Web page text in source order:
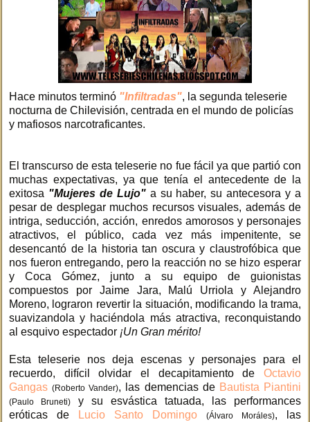
Hace minutos terminó "Infiltradas", la segunda teleserie
nocturna de Chilevisión, centrada en el mundo de policías
y mafiosos narcotraficantes.
El transcurso de esta teleserie no fue fácil ya que partió con
muchas expectativas, ya que tenía el antecedente de la
exitosa "Mujeres de Lujo"a su haber, su antecesora y a
pesar de desplegar muchos recursos visuales, además de
intriga, seducción, acción, enredos amorosos y personajes
atractivos, el público, cada vez más impenitente, se
desencantó de la historia tan oscura y claustrofóbica que
nos fueron entregando, pero la reacción no se hizo esperar
y Coca Gómez, junto a su equipo de guionistas
compuestos por Jaime Jara, Malú Urriola y Alejandro
Moreno, lograron revertir la situación, modificando la trama,
suavizandola y haciéndola más atractiva, reconquistando
al esquivo espectador ¡Un Gran mérito!
Esta teleserie nos deja escenas y personajes para el
recuerdo, difícil olvidar el decapitamiento de Octavio
Gangas (Roberto Vander), las demencias de Bautista Piantini
(Paulo Bruneti)
y su esvástica tatuada, las performances
eróticas de
Lucio Santo Domingo (Álvaro Moráles), las